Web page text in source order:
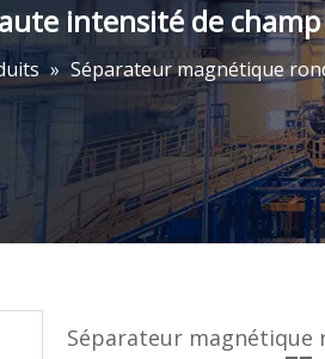
intensité de
» Séparateur magnétique
Séparateur